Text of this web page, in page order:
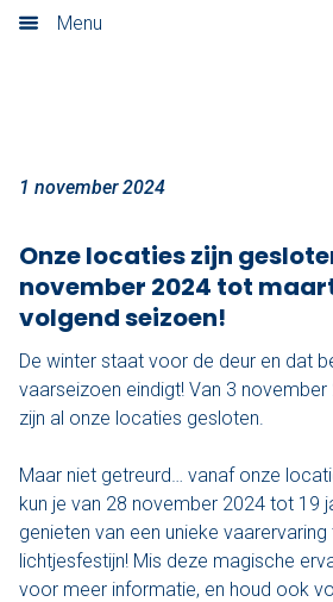
Menu
Boek nu
Locaties
Amsterdam
Utrecht
Rotterdam
Haarlem
Leiden
Den Haag
Het vaarseizoen
1 november 2024
Onze locaties zijn
november 2024 tot
volgend seizoen!
De winter staat voor de deur en dat
vaarseizoen eindigt! Van 3
zijn al onze locaties gesloten.
Maar niet getreurd… vanaf onze
kun je van 28 november 2024 tot 19
genieten van een unieke vaarervaring
lichtjesfestijn! Mis deze magische
voor meer informatie, en houd ook